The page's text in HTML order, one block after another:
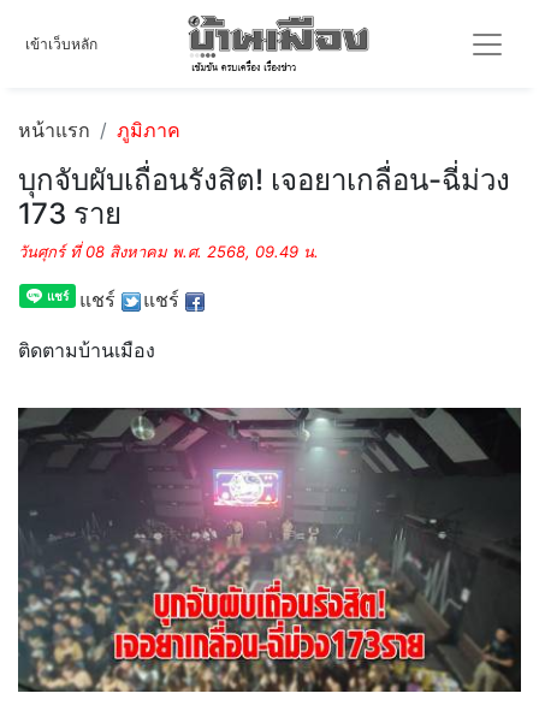
เข้าเว็บหลัก
หน้าแรก ภูมิภาค
บุกจับผับเถื่อนรังสิต! เจอยาเกลื่อน-ฉี่ม่วง
173 ราย
วันศุกร์ ที่ 08 สิงหาคม พ.ศ. 2568, 09.49 น.
แชร์ แชร์
ติดตามบ้านเมือง